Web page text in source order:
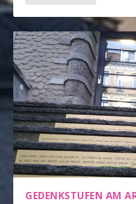
GEDENKSTUFEN AM